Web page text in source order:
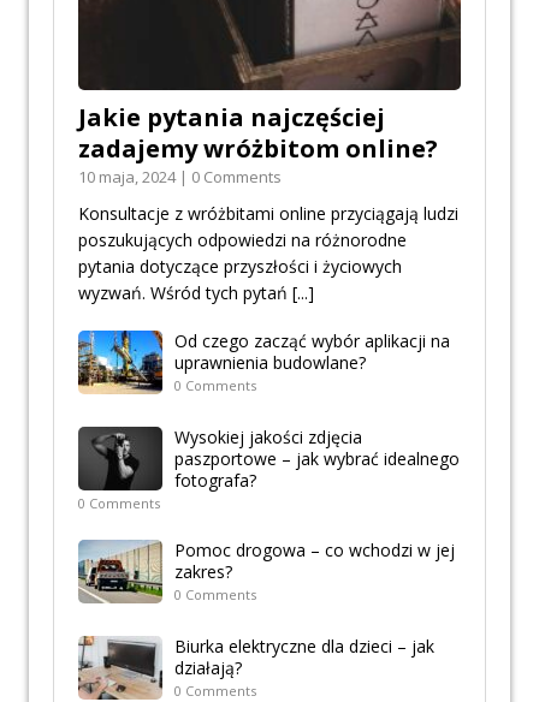
Jakie pytania najczęściej
zadajemy wróżbitom online?
10 maja, 2024 | 0 Comments
Konsultacje z wróżbitami online przyciągają ludzi
poszukujących odpowiedzi na różnorodne
pytania dotyczące przyszłości i życiowych
wyzwań. Wśród tych pytań [...]
Od czego zacząć wybór aplikacji na
uprawnienia budowlane?
0 Comments
Wysokiej jakości zdjęcia
paszportowe – jak wybrać idealnego
fotografa?
0 Comments
Pomoc drogowa – co wchodzi w jej
zakres?
0 Comments
Biurka elektryczne dla dzieci – jak
działają?
0 Comments